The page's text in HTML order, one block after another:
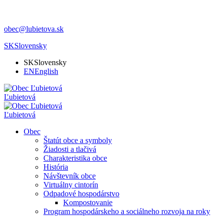
obec@lubietova.sk
SKSlovensky
SKSlovensky
ENEnglish
Ľubietová
Ľubietová
Obec
Štatút obce a symboly
Žiadosti a tlačivá
Charakteristika obce
História
Návštevník obce
Virtuálny cintorín
Odpadové hospodárstvo
Kompostovanie
Program hospodárskeho a sociálneho rozvoja na roky